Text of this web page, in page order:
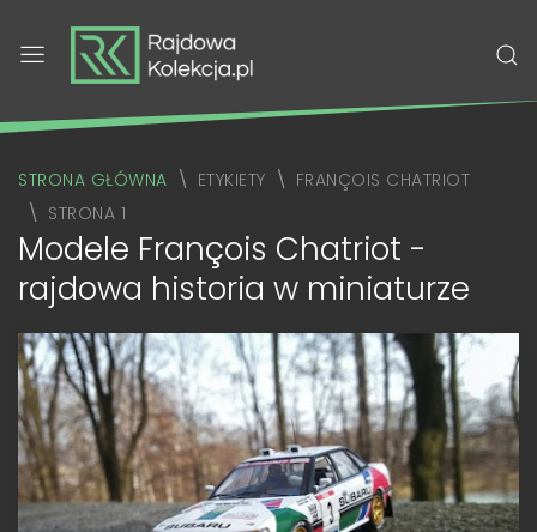
STRONA GŁÓWNA ETYKIETY
FRANÇOIS CHATRIOT
STRONA 1
Modele François Chatriot -
rajdowa historia w miniaturze